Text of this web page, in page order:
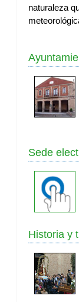
naturaleza
Sede
Historia y